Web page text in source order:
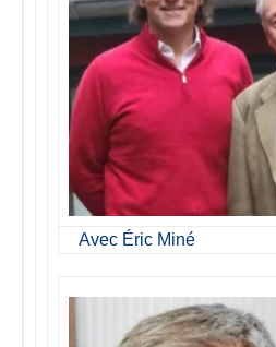
Avec Éric Miné